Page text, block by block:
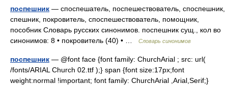
поспешник — споспешатель, поспешествователь, споспешник,
спешник, покровитель, споспешествователь, помощник,
пособник Словарь русских синонимов. поспешник сущ., кол во
синонимов: 8 • покровитель (40) • …
Словарь синонимов
поспешник — @font face {font family: ChurchArial ; src: url(
/fonts/ARIAL Church 02.ttf );} span {font size:17px;font
weight:normal !important; font family: ChurchArial ,Arial,Serif;}